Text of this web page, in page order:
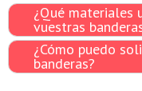
¿Qué materiales
vuestras
¿Cómo puedo
banderas?